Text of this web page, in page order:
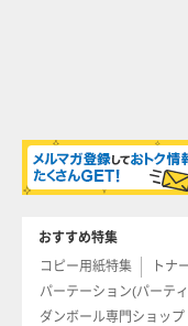
おすすめ特集
コピー用紙特集
トナ
パーテーション(パーテ
ダンボール専門ショップ